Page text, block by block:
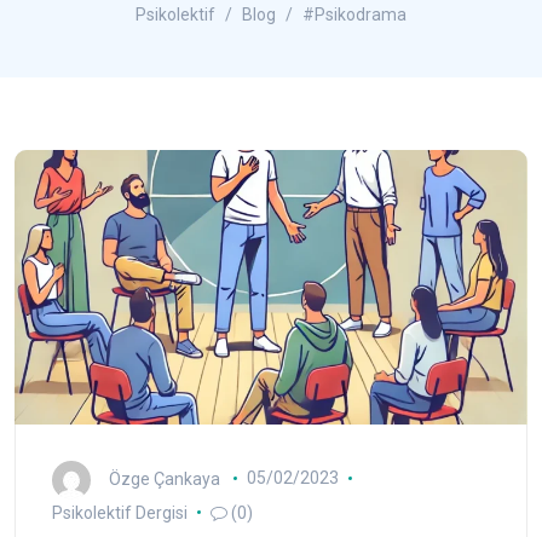
Psikolektif Blog #Psikodrama
Özge Çankaya
05/02/2023
Psikolektif Dergisi
(0)